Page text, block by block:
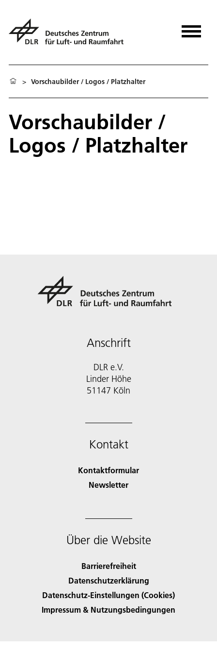
> Vorschaubilder / Logos / Platzhalter
Vorschaubilder /
Logos / Platzhalter
Anschrift
DLR e.V.
Linder Höhe
51147 Köln
Kontakt
Kontaktformular
Newsletter
Über die Website
Barrierefreiheit
Datenschutzerklärung
Datenschutz-Einstellungen (Cookies)
Impressum & Nutzungsbedingungen